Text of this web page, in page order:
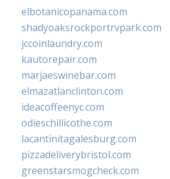
elbotanicopanama.com
shadyoaksrockportrvpark.com
jccoinlaundry.com
kautorepair.com
marjaeswinebar.com
elmazatlanclinton.com
ideacoffeenyc.com
odieschillicothe.com
lacantinitagalesburg.com
pizzadeliverybristol.com
greenstarsmogcheck.com